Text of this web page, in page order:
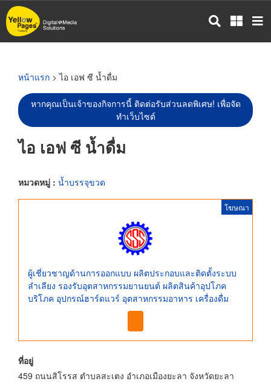
ข้าม
ไป
หน้าแรก > ไอ เอฟ ซี น้ำดื่ม
หากคุณเป็นเจ้าของกิจการนี้ ติดต่อรับส่วนลดพิเศษ! เพื่อจัด
ทำเว็บไซต์
ไอ เอฟ ซี น้ำดื่ม
หมวดหมู่ : น้ำบรรจุขวด
โฆษณา
ผู้เชี่ยวชาญด้านการออกแบบ ผลิตประกอบและติดตั้งระบบ
ลำเลียง รองรับอุตสาหกรรมยานยนต์ ผลิตสินค้าอุปโภค
บริโภค อุปกรณ์ฮาร์ดแวร์ อุตสาหกรรมอาหาร เครื่องดื่ม
ที่อยู่
459 ถนนสิโรรส ตำบลสะเตง อำเภอเมืองยะลา จังหวัดยะลา